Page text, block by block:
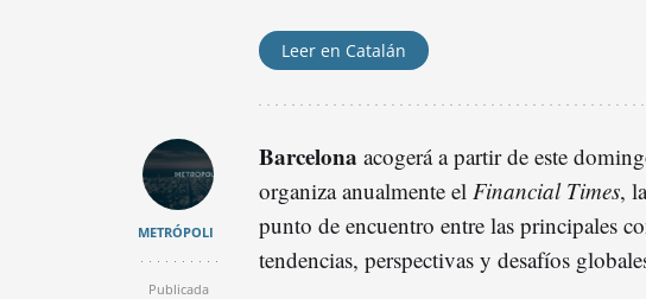
Leer en Catalán
METRÓPOLI
Publicada
Barcelona acogerá a partir de este
organiza anualmente el Financial Times,
punto de encuentro entre las principales
tendencias, perspectivas y desafíos